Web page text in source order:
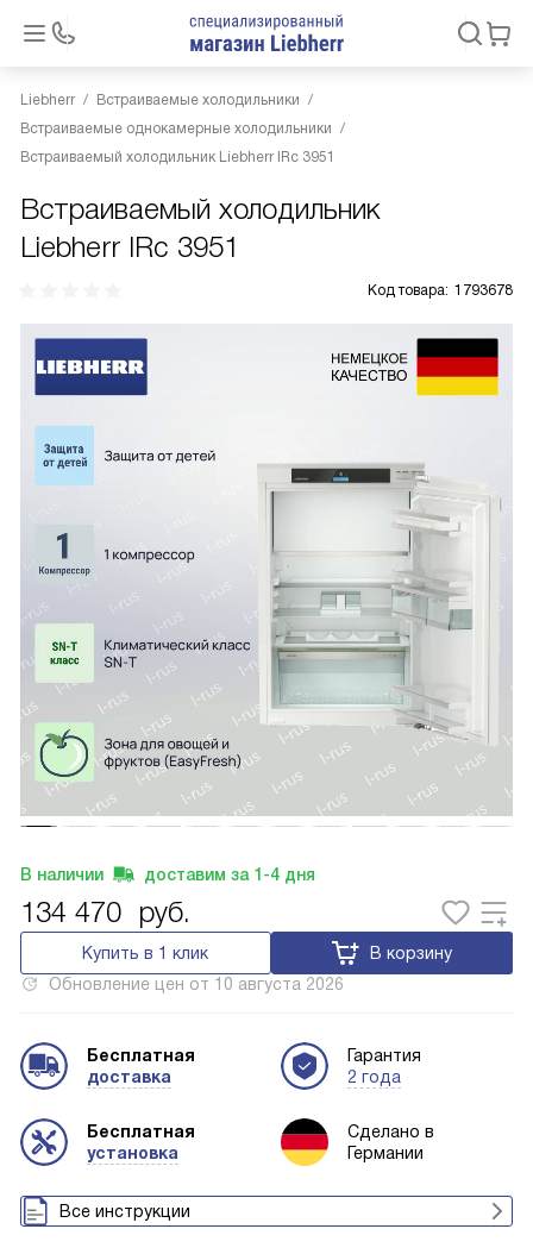
Liebherr
Встраиваемые холодильники
Встраиваемые однокамерные холодильники
Встраиваемый холодильник Liebherr IRc 3951
Встраиваемый холодильник
Liebherr IRc 3951
Код товара: 1793678
В наличии доставим за 1-4 дня
134 470 руб.
Купить в 1 клик
В корзину
Обновление цен от 10 августа 2026
Бесплатная
доставка
Бесплатная
установка
Гарантия
2 года
Сделано в
Германии
Все инструкции